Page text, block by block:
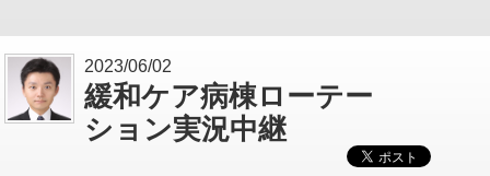
2023/06/02
緩和ケア病棟ローテー
ション実況中継